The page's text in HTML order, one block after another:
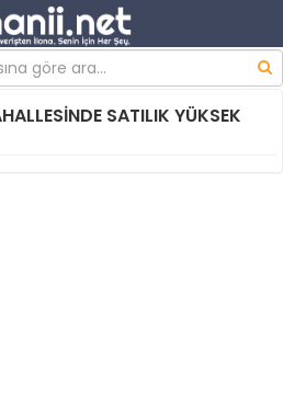
SATILIK YÜKSEK